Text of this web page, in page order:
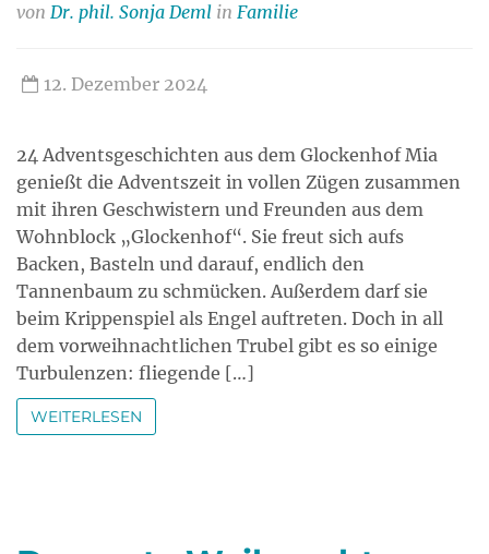
von Dr. phil. Sonja Deml in Familie
12. Dezember 2024
24 Adventsgeschichten aus dem Glockenhof Mia
genießt die Adventszeit in vollen Zügen zusammen
mit ihren Geschwistern und Freunden aus dem
Wohnblock „Glockenhof“. Sie freut sich aufs
Backen, Basteln und darauf, endlich den
Tannenbaum zu schmücken. Außerdem darf sie
beim Krippenspiel als Engel auftreten. Doch in all
dem vorweihnachtlichen Trubel gibt es so einige
Turbulenzen: fliegende […]
WEITERLESEN